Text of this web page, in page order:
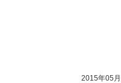
2015年05